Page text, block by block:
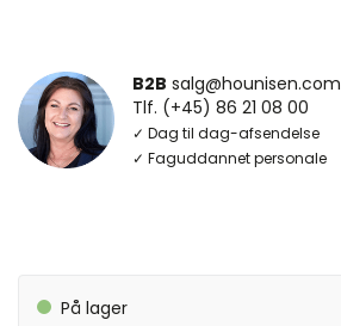
B2B salg@hounisen.com
Tlf. (+45) 86 21 08 00
✓ Dag til dag-afsendelse
✓ Faguddannet personale
På lager